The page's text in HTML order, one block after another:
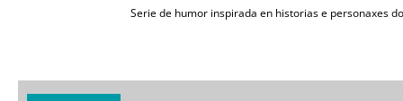
Serie de humor inspirada en historias e personaxes